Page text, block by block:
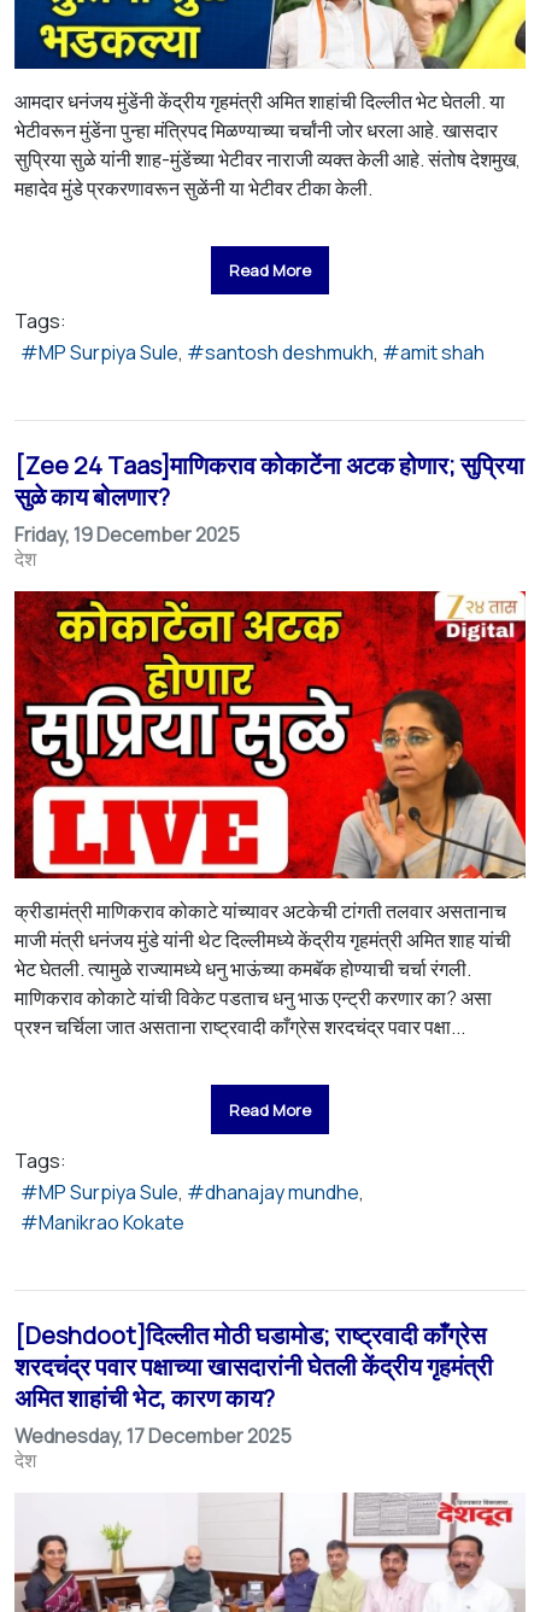
आमदार धनंजय मुंडेंनी केंद्रीय गृहमंत्री अमित शाहांची दिल्लीत भेट घेतली. या
भेटीवरून मुंडेंना पुन्हा मंत्रिपद मिळण्याच्या चर्चांनी जोर धरला आहे. खासदार
सुप्रिया सुळे यांनी शाह-मुंडेंच्या भेटीवर नाराजी व्यक्त केली आहे. संतोष देशमुख,
महादेव मुंडे प्रकरणावरून सुळेंनी या भेटीवर टीका केली.
Read More
Tags:
MP Surpiya Sule
santosh deshmukh amit shah
[Zee 24 Taas]माणिकराव कोकाटेंना अटक होणार; सुप्रिया
सुळे काय बोलणार?
Friday, 19 December 2025
देश
क्रीडामंत्री माणिकराव कोकाटे यांच्यावर अटकेची टांगती तलवार असतानाच
माजी मंत्री धनंजय मुंडे यांनी थेट दिल्लीमध्ये केंद्रीय गृहमंत्री अमित शाह यांची
भेट घेतली. त्यामुळे राज्यामध्ये धनु भाऊंच्या कमबॅक होण्याची चर्चा रंगली.
माणिकराव कोकाटे यांची विकेट पडताच धनु भाऊ एन्ट्री करणार का? असा
प्रश्न चर्चिला जात असताना राष्ट्रवादी काँग्रेस शरदचंद्र पवार पक्षा...
Read More
Tags:
MP Surpiya Sule
dhanajay mundhe
Manikrao Kokate
[Deshdoot]दिल्लीत मोठी घडामोड; राष्ट्रवादी काँग्रेस
शरदचंद्र पवार पक्षाच्या खासदारांनी घेतली केंद्रीय गृहमंत्री
अमित शाहांची भेट, कारण काय?
Wednesday, 17 December 2025
देश